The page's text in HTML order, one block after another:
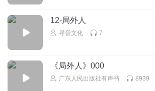
12-局外人
寻音文化 7
《局外人》000
广东人民出版社有声书 8939